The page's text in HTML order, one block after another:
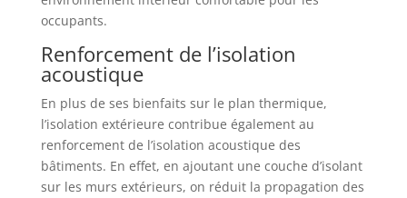
occupants.
Renforcement de l’isolation
acoustique
En plus de ses bienfaits sur le plan thermique,
l’isolation extérieure contribue également au
renforcement de l’isolation acoustique des
bâtiments. En effet, en ajoutant une couche d’isolant
sur les murs extérieurs, on réduit la propagation des